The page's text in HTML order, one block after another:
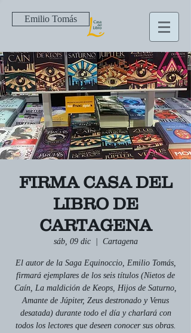
Emilio Tomás
FIRMA CASA DEL
LIBRO DE
CARTAGENA
sáb, 09 dic
  |
Cartagena
El autor de la Saga Equinoccio, Emilio Tomás,
firmará ejemplares de los seis títulos (Nietos de
Caín, La maldición de Keops, Hijos de Saturno,
Amante de Júpiter, Zeus destronado y Venus
desatada) durante todo el día y charlará con
todos los lectores que deseen conocer sus obras.